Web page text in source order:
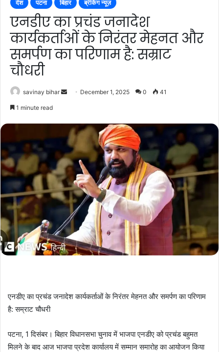
देश पटना बिहार ब्रेकिंग न्यूज़
एनडीए का प्रचंड जनादेश
कार्यकर्ताओं के निरंतर मेहनत और
समर्पण का परिणाम है: सम्राट
चौधरी
savinay bihar
SendDecember 1, 2025 0 41
1 minute read
एनडीए का प्रचंड जनादेश कार्यकर्ताओं के निरंतर मेहनत और समर्पण का परिणाम
है: सम्राट चौधरी
पटना, 1 दिसंबर। बिहार विधानसभा चुनाव में भाजपा एनडीए को प्रचंड बहुमत
मिलने के बाद आज भाजपा प्रदेश कार्यालय में सम्मान समारोह का आयोजन किया